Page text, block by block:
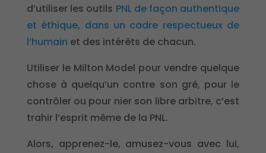
d’utiliser les outils PNL de façon authentique
et éthique, dans un cadre respectueux de
l’humain et des intérêts de chacun.
Utiliser le Milton Model pour vendre quelque
chose à quelqu’un contre son gré, pour le
contrôler ou pour nier son libre arbitre, c’est
trahir l’esprit même de la PNL.
Alors, apprenez-le, amusez-vous avec lui,